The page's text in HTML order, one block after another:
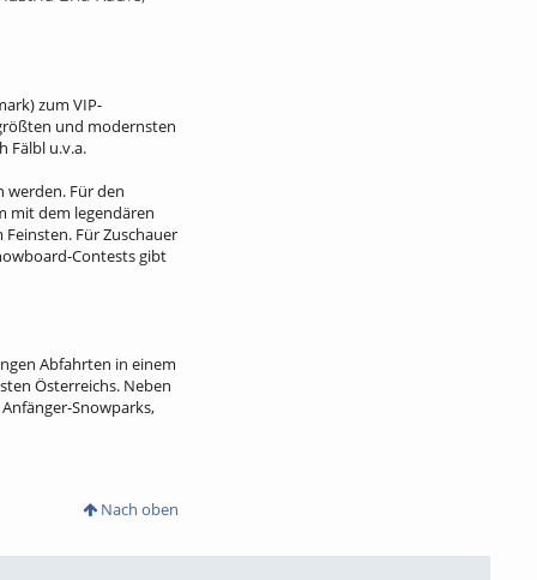
zum VIP-
und modernsten
Fälbl u.v.a.
werden. Für den
mit dem legendären
Für Zuschauer
Contests gibt
Abfahrten in einem
Österreichs. Neben
Snowparks,
Nach oben